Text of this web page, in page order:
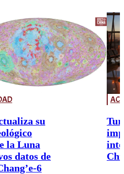
su
la Luna
datos de
6